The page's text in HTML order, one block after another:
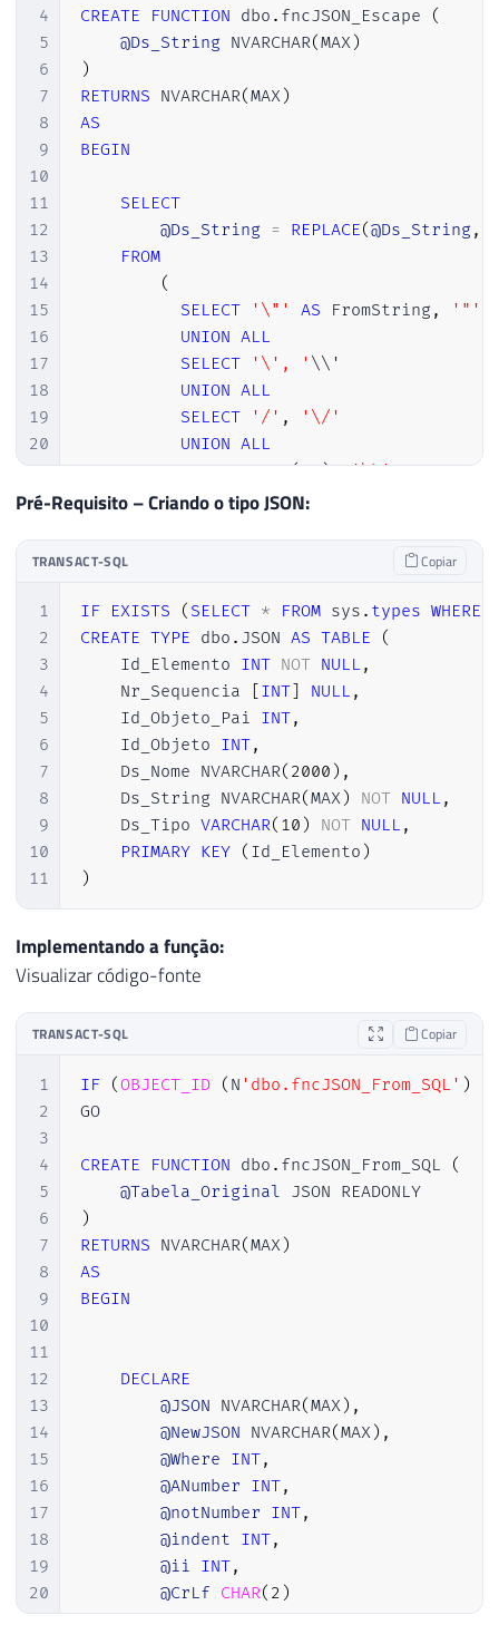
38
39
40
41
42
43
44
45
46
47
48
49
50
51
52
53
54
55
56
60
61
62
63
64
65
66
67
68
69
70
73
74
76
78
79
80
81
82
83
84
85
86
87
88
89
90
91
92
93
94
95
96
97
98
@characters
NCHAR( 36),
@result BIGINT,
@Escape INT
        String_ID
        Ds_String NVARCHAR
(MAX)
)
SELECT
@characters
@Nr_Sequencia
= 0
@Id_Objeto_Pai
(1 = 1)
BEGIN
BREAK
IF (SUBSTRING(@JSON
BEGIN
SET
@Start
SET @end
END
IF (@end = 0 )
BREAK
REPLACE(@token,
SELECT
'\"' AS FromString
              UNION ALL
              SELECT '
\/ ', '/'
              SELECT '
              UNION ALL
              SELECT '
              UNION ALL
              SELECT '
\r', CHAR(13)
              UNION ALL
              SELECT '
        ) substitutions
        SELECT
            @result = 0,
            @Escape = 1
4
5
6
7
8
9
10
11
12
13
14
15
16
17
18
19
20
21
22
24
26
27
28
29
30
31
32
33
34
CREATE FUNCTION dbo . fncJSON_Escape
(
@Ds_String NVARCHAR(MAX)
)
RETURNS NVARCHAR(MAX)
AS
BEGIN
SELECT
@Ds_String = REPLACE(@Ds_String,
FROM
(
SELECT
'\"' AS FromString , '"'
UNION ALL
SELECT
'\', ' \\'
UNION ALL
SELECT
'/' ,
'\/'
UNION ALL
SELECT CHAR(08), '\b'
UNION ALL
UNION ALL
SELECT
CHAR (13 ),
'\r'
UNION ALL
SELECT
CHAR( 09),
) substitutions
RETURN @Ds_String
Pré-Requisito – Criando o tipo JSON:
TRANSACT-SQL Copiar
1
2
3
4
5
6
7
8
9
10
11
IF EXISTS ( SELECT * FROM sys . types WHERE
CREATE TYPE dbo . JSON AS TABLE
(
    Id_Elemento
INT NOT NULL ,
    Nr_Sequencia
[INT] NULL ,
    Id_Objeto_Pai
INT,
    Id_Objeto
INT,
    Ds_Nome NVARCHAR
( 2000 ) ,
    Ds_String NVARCHAR
(MAX) NOT NULL ,
    Ds_Tipo
VARCHAR( 10 ) NOT NULL ,
PRIMARY KEY ( Id_Elemento )
)
Implementando a função:
Visualizar código-fonte
TRANSACT-SQL Copiar
1
2
3
4
5
6
7
8
9
10
11
12
13
14
15
16
17
18
19
20
21
IF (OBJECT_ID ( N 'dbo.fncJSON_From_SQL' )
GO
CREATE FUNCTION dbo . fncJSON_From_SQL
(
@Tabela_Original
JSON READONLY
)
RETURNS NVARCHAR(MAX)
AS
BEGIN
DECLARE
@JSON NVARCHAR(MAX) ,
@NewJSON NVARCHAR(MAX) ,
@Where INT,
@ANumber INT,
@notNumber INT,
@indent INT,
@ii INT,
@CrLf CHAR( 2 )